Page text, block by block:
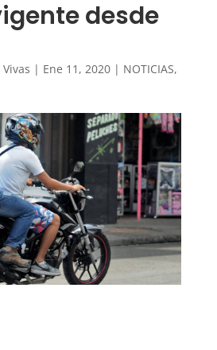
desde
| Ene 11, 2020| NOTICIAS,